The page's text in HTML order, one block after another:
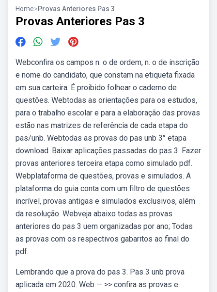
Home>Provas Anteriores Pas 3
Provas Anteriores Pas 3
Webconfira os campos n. o de ordem, n. o de inscrição
e nome do candidato, que constam na etiqueta fixada
em sua carteira. É proibido folhear o caderno de
questões. Webtodas as orientações para os estudos,
para o trabalho escolar e para a elaboração das provas
estão nas matrizes de referência de cada etapa do
pas/unb. Webtodas as provas do pas unb 3° etapa
download. Baixar aplicações passadas do pas 3. Fazer
provas anteriores terceira etapa como simulado pdf.
Webplataforma de questões, provas e simulados. A
plataforma do guia conta com um filtro de questões
incrível, provas antigas e simulados exclusivos, além
da resolução. Webveja abaixo todas as provas
anteriores do pas 3 uem organizadas por ano; Todas
as provas com os respectivos gabaritos ao final do
pdf.
Lembrando que a prova do pas 3. Pas 3 unb prova
aplicada em 2020. Web — >> confira as provas e